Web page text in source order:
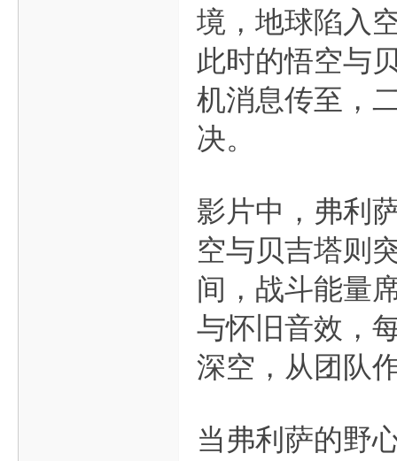
境，地球陷入
此时的悟空与
机消息传至，
决。
影片中，弗利
空与贝吉塔则
间，战斗能量
与怀旧音效，
深空，从团队
当弗利萨的野